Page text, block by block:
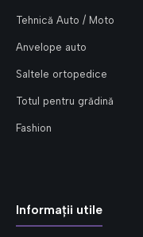
Tehnică Auto / Moto
Anvelope auto
Saltele ortopedice
Totul pentru grădină
Fashion
Informații utile